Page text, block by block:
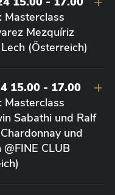
Masterclass
Mezquíriz
(Österreich)
15.00 - 17.00
Masterclass
Sabathi und Ralf
und
CLUB